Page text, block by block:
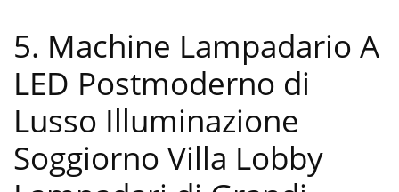
5. Machine Lampadario A
LED Postmoderno di
Lusso Illuminazione
Soggiorno Villa Lobby